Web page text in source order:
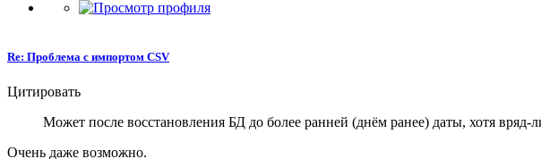
Re: Проблема с импортом CSV
Цитировать
Может после восстановления БД до более ранней (днём ранее) даты, хотя вряд-
Очень даже возможно.